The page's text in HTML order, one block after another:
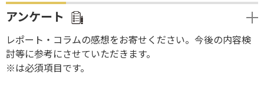
アンケート
レポート・コラムの感想をお寄せください。今後の内容検
討等に参考にさせていただきます。
※は必須項目です。